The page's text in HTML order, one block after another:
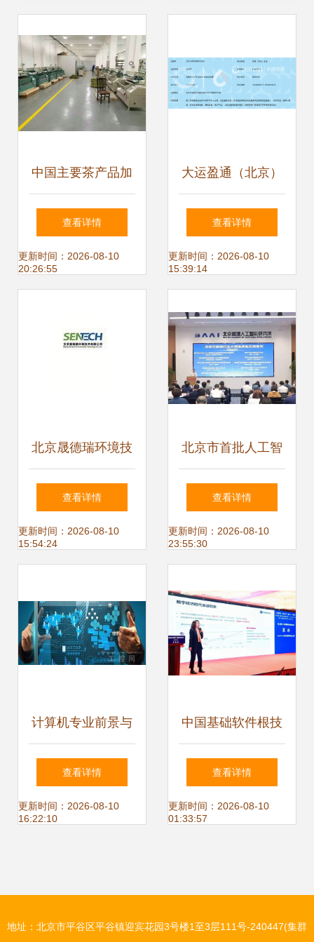
中国主要茶产品加
工技术的现状与发
展趋势探析
查看详情
更新时间：2026-08-10
20:26:55
大运盈通（北京）
数码科技 北京软件
技术开发的领航者
查看详情
更新时间：2026-08-10
15:39:14
北京晟德瑞环境技
术软件开发工程师
薪资及行业发展概
查看详情
更新时间：2026-08-10
15:54:24
北京市首批人工智
能行业大模型应用
案例发布会 北京软
果的集中展示
查看详情
更新时间：2026-08-10
23:55:30
计算机专业前景与
北大青鸟热门专业
解析
查看详情
更新时间：2026-08-10
16:22:10
中国基础软件根技
术发展白皮书发
布，北京软件技术
查看详情
更新时间：2026-08-10
01:33:57
地址：北京市平谷区平谷镇迎宾花园3号楼1至3层111号-240447(集群